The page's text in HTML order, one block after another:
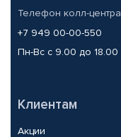
Телефон колл-центра
+7 949 00-00-550
Пн-Вс с 9.00 до 18.00
Клиентам
Акции